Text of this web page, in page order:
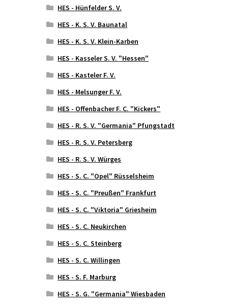
HES - Hünfelder S. V.
HES - K. S. V. Baunatal
HES - K. S. V. Klein-Karben
HES - Kasseler S. V. "Hessen"
HES - Kasteler F. V.
HES - Melsunger F. V.
HES - Offenbacher F. C. "Kickers"
HES - R. S. V. "Germania" Pfungstadt
HES - R. S. V. Petersberg
HES - R. S. V. Würges
HES - S. C. "Opel" Rüsselsheim
HES - S. C. "Preußen" Frankfurt
HES - S. C. "Viktoria" Griesheim
HES - S. C. Neukirchen
HES - S. C. Steinberg
HES - S. C. Willingen
HES - S. F. Marburg
HES - S. G. "Germania" Wiesbaden